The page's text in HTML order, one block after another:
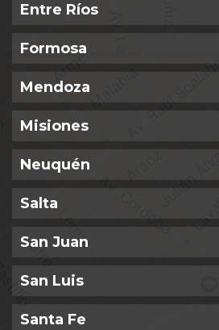
Entre Ríos
Formosa
Mendoza
Misiones
Neuquén
Salta
San Juan
San Luis
Santa Fe